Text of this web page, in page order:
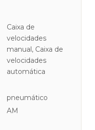
Caixa de
velocidades
manual, Caixa de
velocidades
automática
pneumático
AM